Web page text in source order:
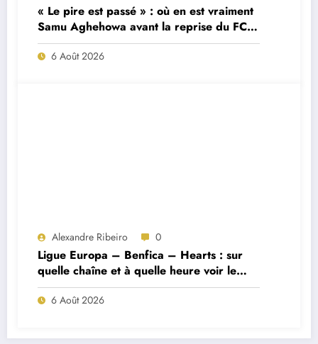
« Le pire est passé » : où en est vraiment
Samu Aghehowa avant la reprise du FC
Porto ?
6 Août 2026
Alexandre Ribeiro 0
Ligue Europa – Benfica – Hearts : sur
quelle chaîne et à quelle heure voir le
match ?
6 Août 2026